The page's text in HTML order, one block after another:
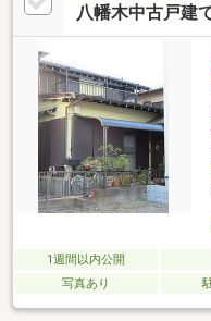
八幡木中古戸建
1週間以内公開
写真あり